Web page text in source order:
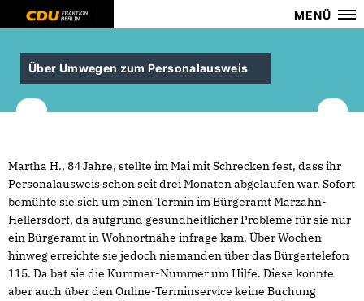
MENÜ
Über Umwegen zum Personalausweis
Martha H., 84 Jahre, stellte im Mai mit Schrecken fest, dass ihr
Personalausweis schon seit drei Monaten abgelaufen war. Sofort
bemühte sie sich um einen Termin im Bürgeramt Marzahn-
Hellersdorf, da aufgrund gesundheitlicher Probleme für sie nur
ein Bürgeramt in Wohnortnähe infrage kam. Über Wochen
hinweg erreichte sie jedoch niemanden über das Bürgertelefon
115. Da bat sie die Kummer-Nummer um Hilfe. Diese konnte
aber auch über den Online-Terminservice keine Buchung